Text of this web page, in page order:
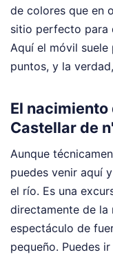
de colores que en
sitio perfecto para
Aquí el móvil
puntos, y la
El
Castellar de
Aunque
puedes venir aquí
el río. Es una
directamente de la
espectáculo de
pequeño. Puedes